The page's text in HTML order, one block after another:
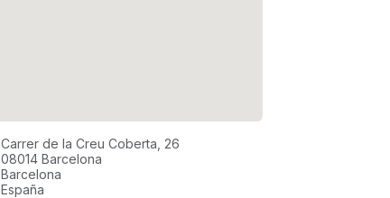
Carrer de la Creu Coberta, 26
08014 Barcelona
Barcelona
España